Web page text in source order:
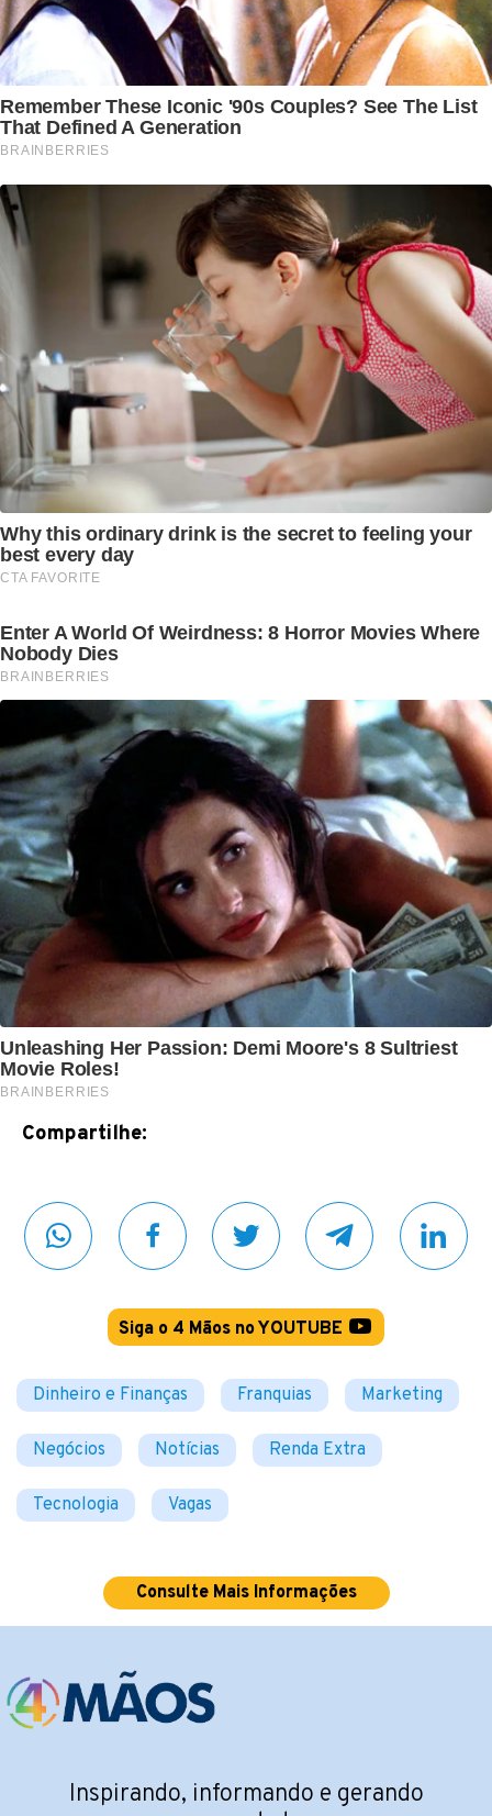
Compartilhe:
Siga o 4 Mãos no YOUTUBE
Dinheiro e Finanças Franquias Marketing
Negócios Notícias Renda Extra
Tecnologia Vagas
Consulte Mais Informações
Inspirando, informando e gerando